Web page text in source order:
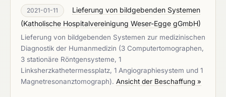
2021-01-11
Lieferung von bildgebenden Systemen
(Katholische Hospitalvereinigung Weser-Egge gGmbH)
Lieferung von bildgebenden Systemen zur medizinischen
Diagnostik der Humanmedizin (3 Computertomographen,
3 stationäre Röntgensysteme, 1
Linksherzkathetermessplatz, 1 Angiographiesystem und 1
Magnetresonanztomograph). Ansicht der Beschaffung »